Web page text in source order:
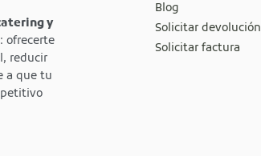
y
ofrecerte
reducir
a que tu
Blog
Solicitar devolución
Solicitar factura